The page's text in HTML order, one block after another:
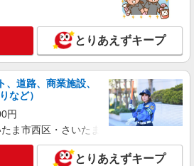
円〜228,500円＋一律手当27,500円〜
円） ※経験や資格などにより変動有り ※固
・特殊業務手当：
・呼出待機手当：1回3,000円 ・住宅手
円、賃貸15,000円 その他手当 ・家
配偶者13,500円、子5,000円 ・昇給年1回
2回（計4ヶ月分/前年実績）
県前橋市
詳細を見る
社駅＊医療現場を支える看護助手＊嬉し
給◎研修あり
1500円〜2125円 ＜日払い有/週払い有/交
給(ガソリン代含む)＞
とりあえずキープ
道路、商業施設、
など）
円
ま市西区・さいたま市岩槻区・久喜市・
とりあえずキープ